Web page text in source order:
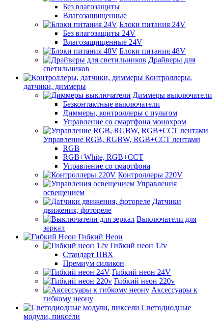
Без влагозащиты
Влагозащищенные
Блоки питания 24V
Без влагозащиты 24V
Влагозащищенные 24V
Блоки питания 48V
Драйверы для
светильников
Контроллеры,
датчики, диммеры
Диммеры выключатели
Безконтактные выключатели
Диммеры, контроллеры с пультом
Управление со смартфона монохром
Управление RGB, RGBW, RGB+CCT лентами
RGB
RGB+White, RGB+CCT
Управление со смартфона
Контроллеры 220V
Управления
освещением
Датчики
движения, фотореле
Выключатели для
зеркал
Гибкий Неон
Гибкий неон 12v
Стандарт ПВХ
Премиум силикон
Гибкий неон 24V
Гибкий неон 220v
Аксессуары к
гибкому неону
Светодиодные
модули, пиксели